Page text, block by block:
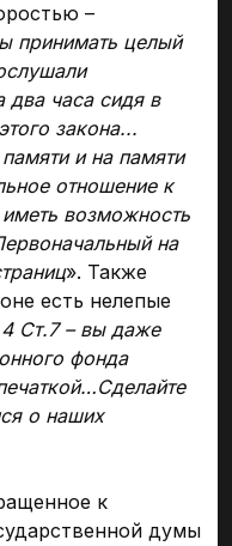
–
принимать целый
два часа сидя в
закона...
и на памяти
отношение к
возможность
на
». Также
есть нелепые
Ст.7 – вы даже
фонда
о наших
к
думы